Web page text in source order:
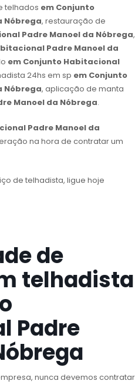
telhados em Conjunto
Nóbrega, restauração de
Padre Manoel da Nóbrega,
Padre Manoel da
em Conjunto Habitacional
24hs em sp em Conjunto
Nóbrega, aplicação de manta
Manoel da Nóbrega.
Padre Manoel da
na hora de contratar um
de telhadista, ligue hoje
de
telhadista
Padre
nunca devemos contratar